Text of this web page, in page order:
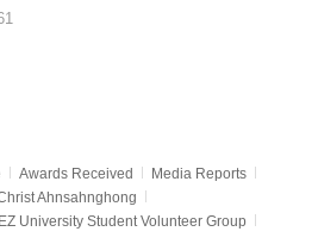
Awards Received
Media Reports
Ahnsahnghong
University Student Volunteer Group